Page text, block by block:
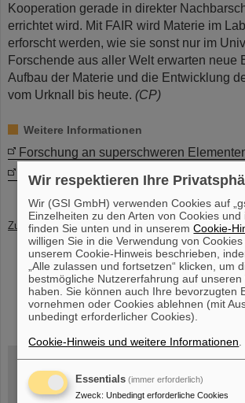
Kooperation gerade in direkter
errichtet wird. Mit FAIR wird Materie im
erforscht werden, wie sie sonst nur im
Forschende aus aller Welt erwarten neue
Aufbau der Materie und die Entwicklung
vom Urknall bis heute. (CP)
Weitere Informationen
Forschung an superschweren
FAIR
Zurück
instagramlinkedinyoutube
helmholtz.social
facebook
Mittwoch, 19.08.2026, 14 Uhr
Wir respektieren Ihre
Wir (GSI GmbH) verwenden Cookies auf
Einzelheiten zu den Arten von Cookies
finden Sie unten und in unseremCookie-
willigen Sie in die Verwendung von
unserem Cookie-Hinweis beschrieben,
„Alle zulassen und fortsetzen“ klicken, um
bestmögliche Nutzererfahrung auf unseren
haben. Sie können auch Ihre bevorzugten
vornehmen oder Cookies ablehnen (mit
unbedingt erforderlicher Cookies).
Cookie-Hinweis und weitere Informationen
Essentials (immer erforderlich)
Zweck: Unbedingt erforderliche Cookies